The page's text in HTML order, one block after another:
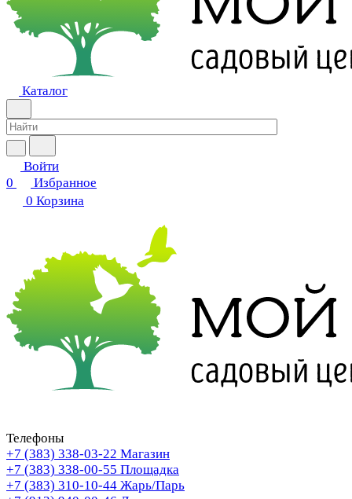
Каталог
Войти
0
Избранное
0 Корзина
Телефоны
+7 (383) 338-03-22 Магазин
+7 (383) 338-00-55 Площадка
+7 (383) 310-10-44 Жарь/Парь